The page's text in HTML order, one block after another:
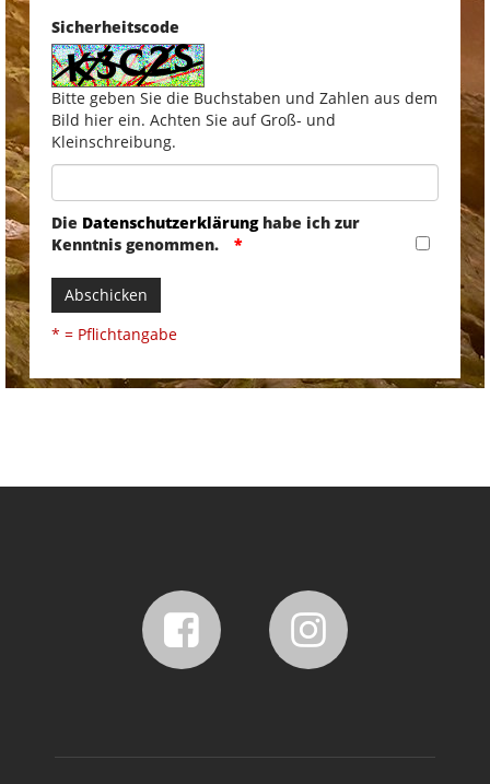
Sicherheitscode
Bitte geben Sie die Buchstaben und Zahlen aus dem
Bild hier ein. Achten Sie auf Groß- und
Kleinschreibung.
Die Datenschutzerklärunghabe ich zur
Kenntnis genommen.
Abschicken
* = Pflichtangabe